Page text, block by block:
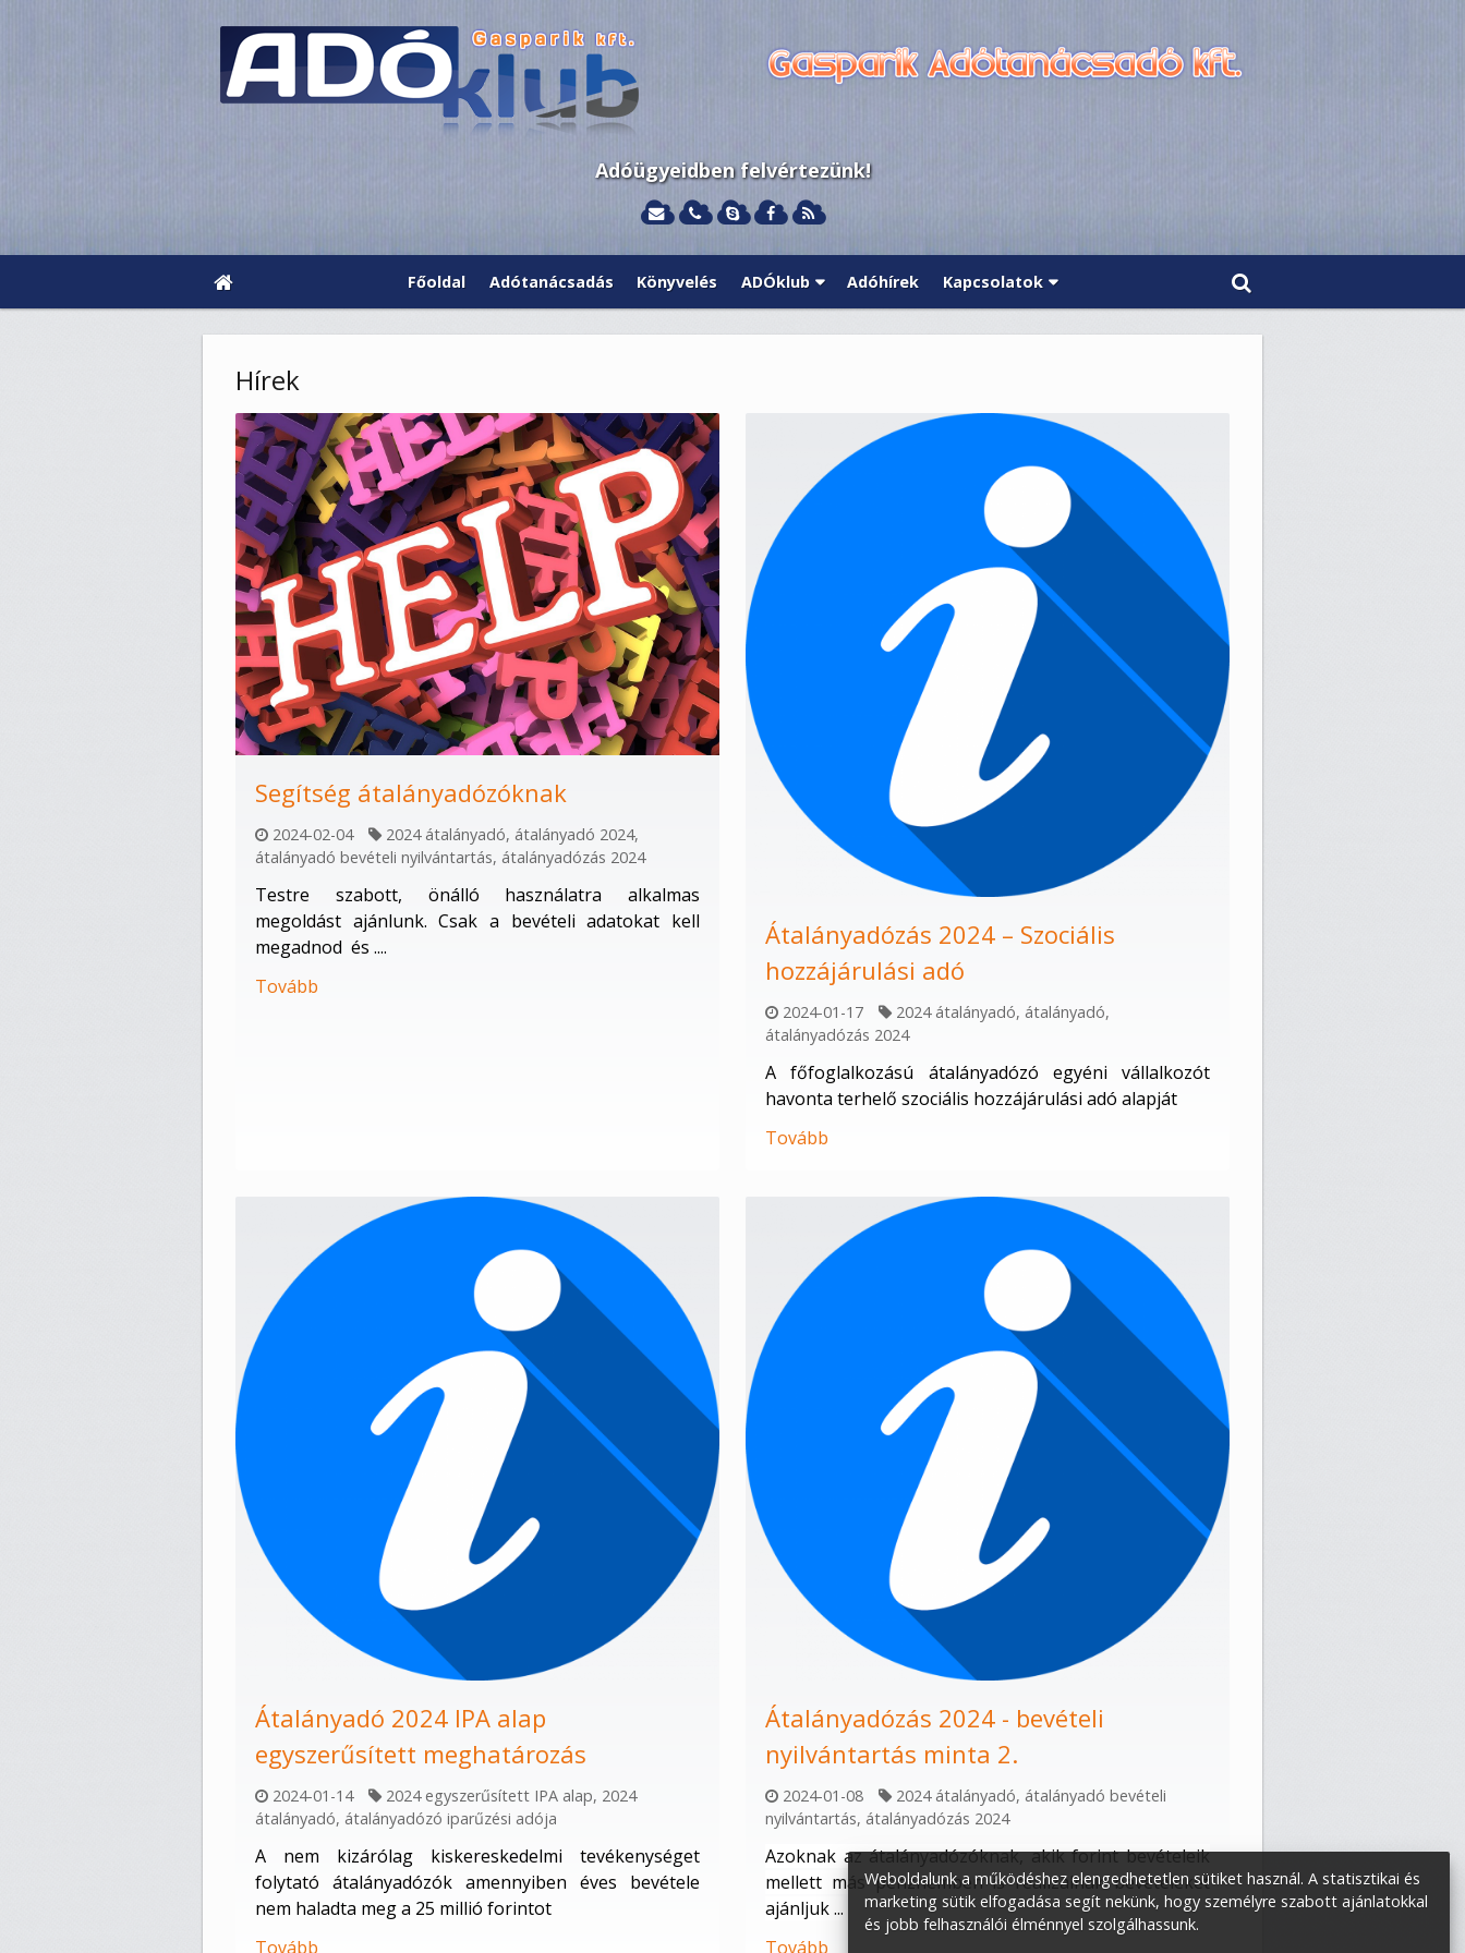
Adóügyeidben felvértezünk!
Főoldal Adótanácsadás Könyvelés ADÓklub Adóhírek Kapcsolatok
Hírek
Segítség átalányadózóknak
2024-02-04 2024 átalányadó, átalányadó 2024,
átalányadó bevételi nyilvántartás, átalányadózás 2024
Testre szabott, önálló használatra alkalmas
megoldást ajánlunk. Csak a bevételi adatokat kell
megadnod és ....
Tovább
Átalányadózás 2024 – Szociális
hozzájárulási adó
2024-01-17 2024 átalányadó, átalányadó,
átalányadózás 2024
A főfoglalkozású átalányadózó egyéni vállalkozót
havonta terhelő szociális hozzájárulási adó alapját
Tovább
Átalányadó 2024 IPA alap
egyszerűsített meghatározás
2024-01-14 2024 egyszerűsített IPA alap, 2024
átalányadó, átalányadózó iparűzési adója
A nem kizárólag kiskereskedelmi tevékenységet
folytató átalányadózók amennyiben éves bevétele
nem haladta meg a 25 millió forintot
Tovább
Átalányadózás 2024 - bevételi
nyilvántartás minta 2.
2024-01-08 2024 átalányadó, átalányadó bevételi
nyilvántartás, átalányadózás 2024
Azoknak az átalányadózóknak, akik forint bevételeik
mellett más pénznemben is realizálnak bevételeket
ajánljuk ...
Tovább
Weboldalunk a működéshez elengedhetetlen sütiket használ. A statisztikai és
marketing sütik elfogadása segít nekünk, hogy személyre szabott ajánlatokkal
és jobb felhasználói élménnyel szolgálhassunk.